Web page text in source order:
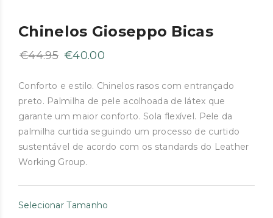
Chinelos Gioseppo Bicas
€44.95 O
original
era:
€44.95.
€40.00
atual
é:
€40.00.
Conforto e estilo. Chinelos rasos com entrançado
preto. Palmilha de pele acolhoada de látex que
garante um maior conforto. Sola flexível. Pele da
palmilha curtida seguindo um processo de curtido
sustentável de acordo com os standards do Leather
Working Group.
Selecionar Tamanho